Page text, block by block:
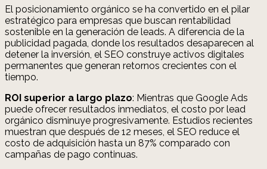
El posicionamiento orgánico se ha convertido en el pilar
estratégico para empresas que buscan rentabilidad
sostenible en la generación de leads. A diferencia de la
publicidad pagada, donde los resultados desaparecen al
detener la inversión, el SEO construye activos digitales
permanentes que generan retornos crecientes con el
tiempo.
ROI superior a largo plazo: Mientras que Google Ads
puede ofrecer resultados inmediatos, el costo por lead
orgánico disminuye progresivamente. Estudios recientes
muestran que después de 12 meses, el SEO reduce el
costo de adquisición hasta un 87% comparado con
campañas de pago continuas.